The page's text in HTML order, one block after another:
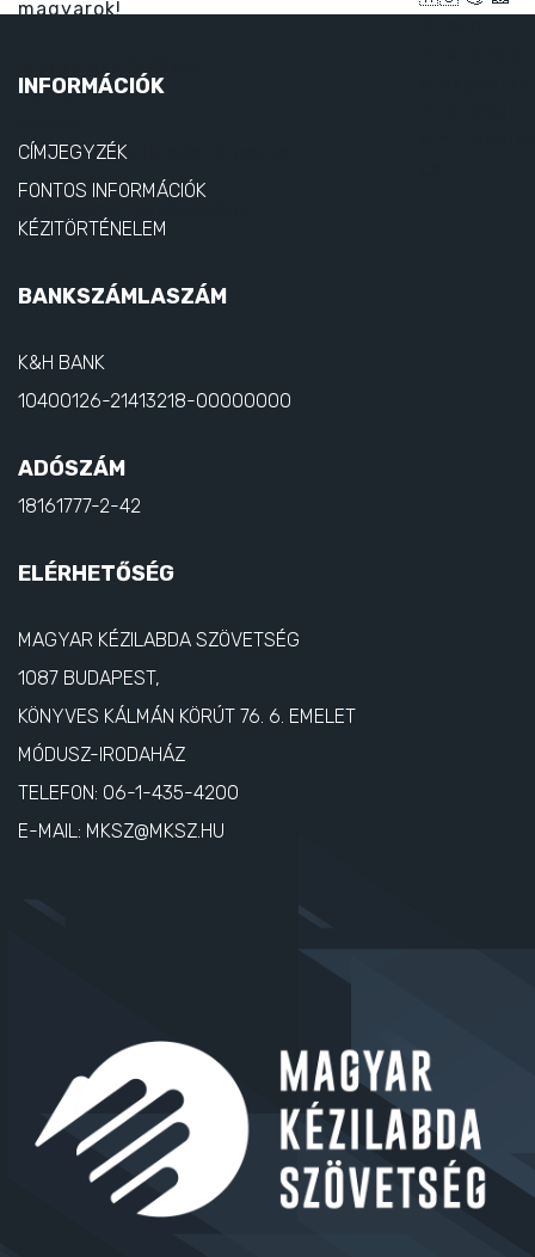
INFORMÁCIÓK
CÍMJEGYZÉK
FONTOS INFORMÁCIÓK
KÉZITÖRTÉNELEM
BANKSZÁMLASZÁM
K&H BANK
10400126-21413218-00000000
ADÓSZÁM
18161777-2-42
ELÉRHETŐSÉG
MAGYAR KÉZILABDA SZÖVETSÉG
1087 BUDAPEST,
KÖNYVES KÁLMÁN KÖRÚT 76. 6. EMELET
MÓDUSZ-IRODAHÁZ
TELEFON: 06-1-435-4200
E-MAIL: MKSZ@MKSZ.HU